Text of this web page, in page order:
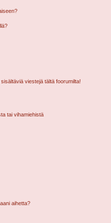
viestejä tältä foorumilta!
tai vihamiehistä
aihetta?